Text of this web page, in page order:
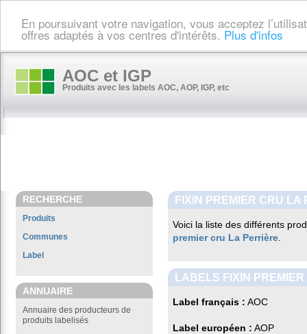
En poursuivant votre navigation, vous acceptez
offres adaptés à vos centres d'intérêts. Plus d'infos
AOC et IGP
Produits avec les labels AOC, AOP, IGP, etc
RECHERCHE
Produits
Communes
Label
ANNUAIRE
Annuaire des producteurs de
produits labelisés
FIXIN PREMIER CRU LA
Voici la liste des différents
premier cru La Perrière
LABELS FIXIN
Label français : AOC
Label européen : AOP